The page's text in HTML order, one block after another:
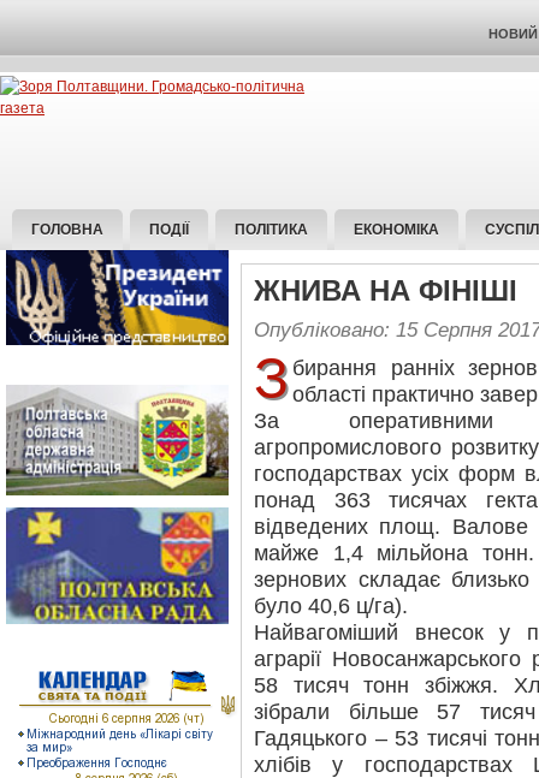
НОВИЙ
ГОЛОВНА ПОДІЇ ПОЛІТИКА ЕКОНОМІКА
ЖНИВА НА ФІНІШІ
Опубліковано: 15 Серпня
З бирання ранніх
області практично
За оперативними
агропромислового
господарствах усіх форм
понад 363 тисячах
відведених площ. Валове
майже 1,4 мільйона тонн.
зернових складає близько
було 40,6 ц/га).
Найвагоміший внесок у
аграрії
58 тисяч тонн збіжжя.
зібрали більше 57
Гадяцького – 53 тисячі
хлібів у